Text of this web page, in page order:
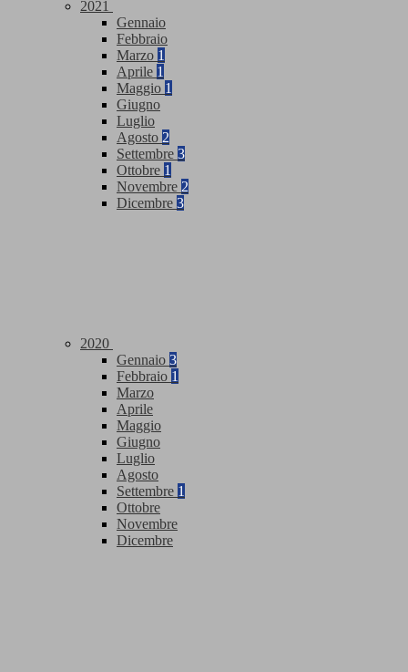
2021
Gennaio
Febbraio
Marzo 1
Aprile 1
Maggio 1
Giugno
Luglio
Agosto 2
Settembre 3
Ottobre 1
Novembre 2
Dicembre 3
2020
Gennaio 3
Febbraio 1
Marzo
Aprile
Maggio
Giugno
Luglio
Agosto
Settembre 1
Ottobre
Novembre
Dicembre